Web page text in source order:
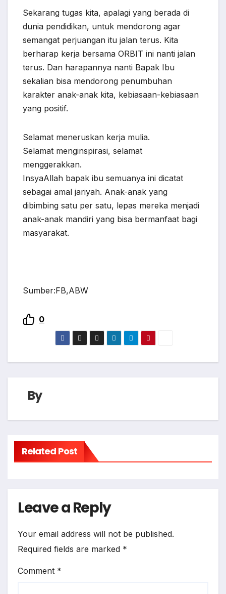
Sekarang tugas kita, apalagi yang berada di
dunia pendidikan, untuk mendorong agar
semangat perjuangan itu jalan terus. Kita
berharap kerja bersama ORBIT ini nanti jalan
terus. Dan harapannya nanti Bapak Ibu
sekalian bisa mendorong penumbuhan
karakter anak-anak kita, kebiasaan-kebiasaan
yang positif.
Selamat meneruskan kerja mulia.
Selamat menginspirasi, selamat
menggerakkan.
InsyaAllah bapak ibu semuanya ini dicatat
sebagai amal jariyah. Anak-anak yang
dibimbing satu per satu, lepas mereka menjadi
anak-anak mandiri yang bisa bermanfaat bagi
masyarakat.
Sumber:FB,ABW
0
By
Related Post
Leave a Reply
Your email address will not be published.
Required fields are marked *
Comment *